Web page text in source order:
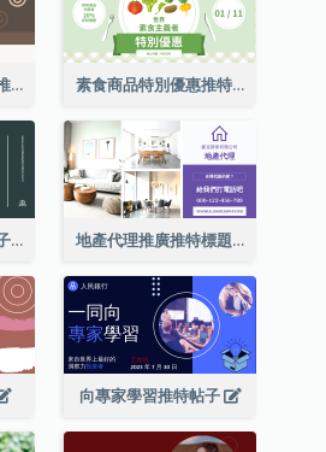
世界心理健康日宣傳推特帖子 素食商品特別優惠推特帖子
貧困危機捐贈推特帖子 地產代理推廣推特標題
向專家學習推特帖子